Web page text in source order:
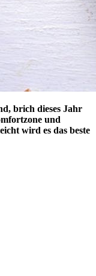
brich dieses Jahr
und
wird es das beste